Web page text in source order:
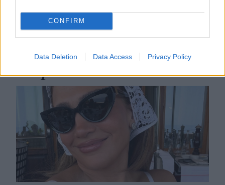
CONFIRM
Data Deletion Data Access Privacy Policy
Lepota